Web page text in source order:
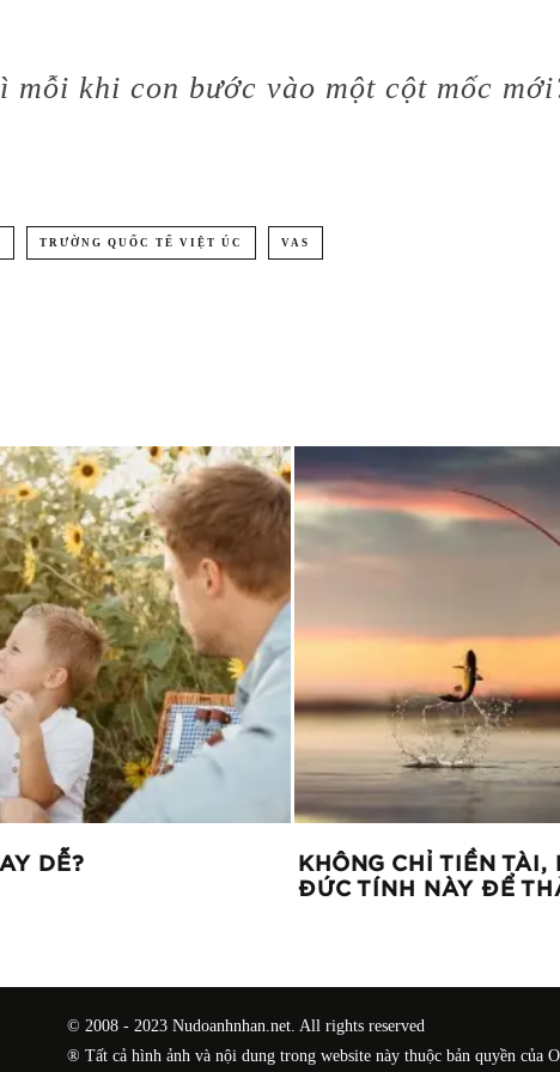
mỗi khi con bước vào một cột mốc
TRƯỜNG QUỐC TẾ VIỆT ÚC VAS
DỄ?
KHÔNG CHỈ TIỀN
ĐỨC TÍNH NÀY ĐỂ
© 2008 - 2023 Nudoanhnhan.net. All rights reserved
® Tất cả hình ảnh và nội dung trong website này thuộc bản quyền của